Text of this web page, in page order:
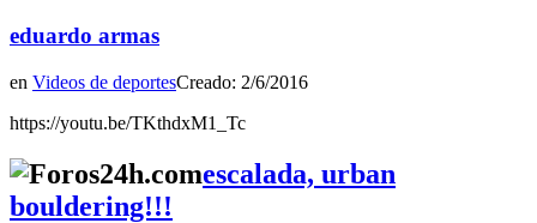
eduardo armas
en Videos de deportesCreado: 2/6/2016
https://youtu.be/TKthdxM1_Tc
escalada, urban
bouldering!!!